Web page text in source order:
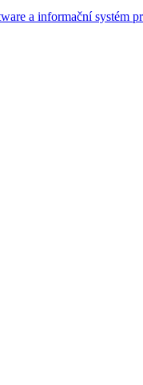
a informační systém